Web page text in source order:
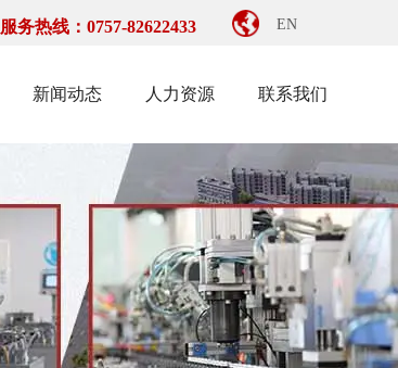
服务热线：0757-82622433 EN
新闻动态 人力资源 联系我们